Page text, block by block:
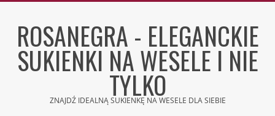
contentROSANEGRA - ELEGANCKIE
SUKIENKI NA WESELE I NIE
TYLKO
ZNAJDŹ IDEALNĄ SUKIENKĘ NA WESELE DLA SIEBIE